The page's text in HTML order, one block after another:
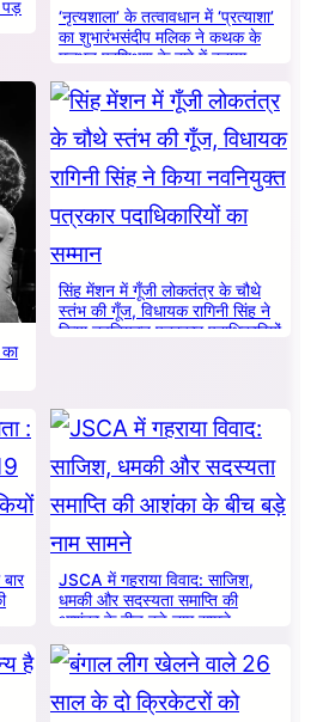
पड़
‘नृत्यशाला’ के तत्वावधान में ‘प्रत्याशा’
का शुभारंभसंदीप मलिक ने कथक के
मूलभूत प्रशिक्षण के बारे में बताया
सिंह मेंशन में गूँजी लोकतंत्र के चौथे
स्तंभ की गूँज, विधायक रागिनी सिंह ने
किया नवनियुक्त पत्रकार पदाधिकारियों
JSCA में गहराया विवाद: साजिश,
धमकी और सदस्यता समाप्ति की
आशंका के बीच बड़े नाम सामने